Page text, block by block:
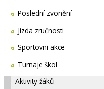
Poslední zvonění
Jízda zručnosti
Sportovní akce
Turnaje škol
Aktivity žáků